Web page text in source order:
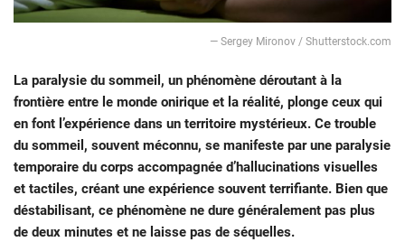
— Sergey Mironov / Shutterstock.com
La paralysie du sommeil, un phénomène déroutant à la
frontière entre le monde onirique et la réalité, plonge ceux qui
en font l’expérience dans un territoire mystérieux. Ce trouble
du sommeil, souvent méconnu, se manifeste par une paralysie
temporaire du corps accompagnée d’hallucinations visuelles
et tactiles, créant une expérience souvent terrifiante. Bien que
déstabilisant, ce phénomène ne dure généralement pas plus
de deux minutes et ne laisse pas de séquelles.